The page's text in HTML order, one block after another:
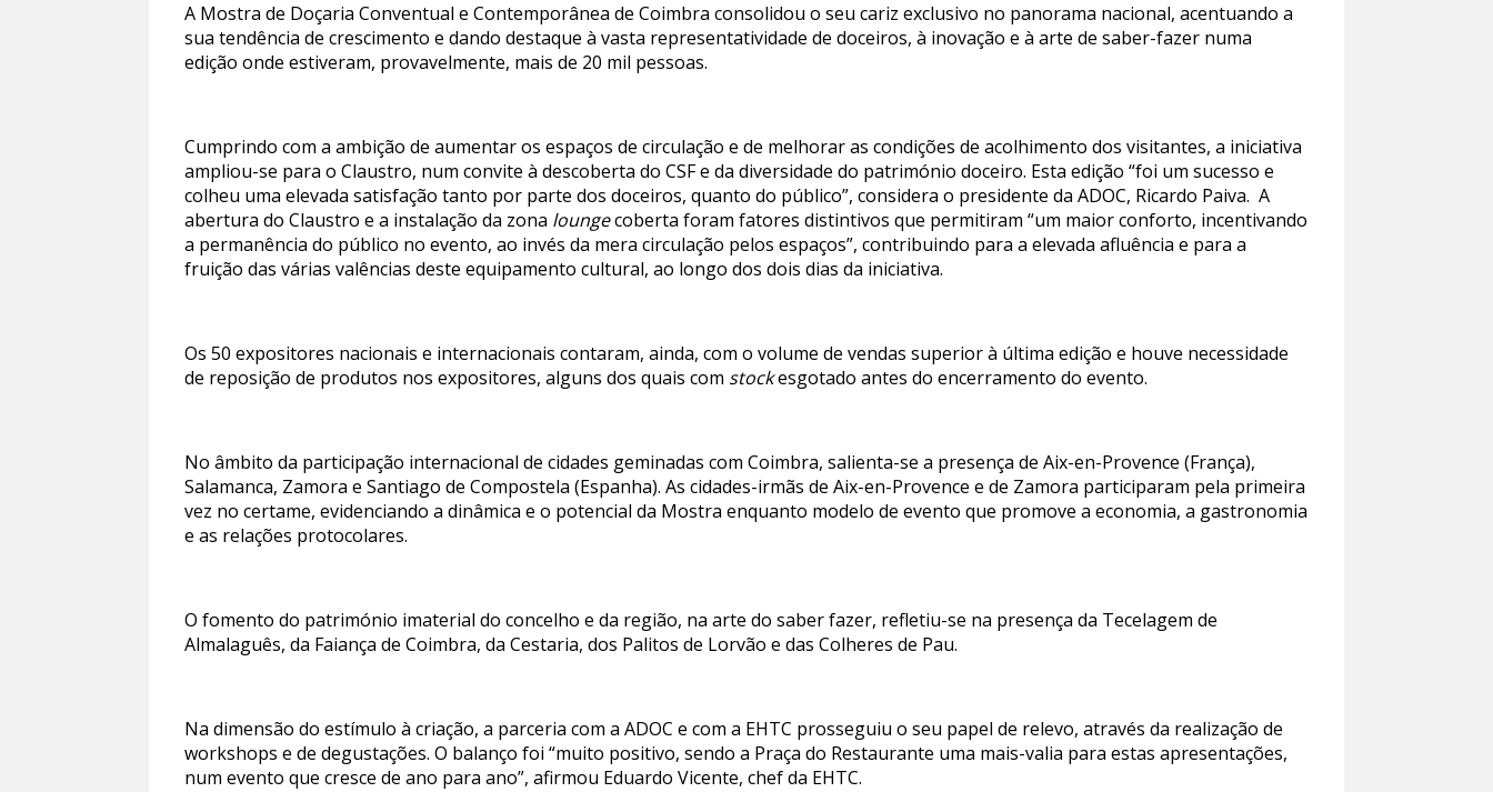
A Mostra de Doçaria Conventual e Contemporânea de Coimbra consolidou o seu cariz exclusivo no panorama nacional, acentuando a
sua tendência de crescimento e dando destaque à vasta representatividade de doceiros, à inovação e à arte de saber-fazer numa
edição onde estiveram, provavelmente, mais de 20 mil pessoas.
Cumprindo com a ambição de aumentar os espaços de circulação e de melhorar as condições de acolhimento dos visitantes, a iniciativa
ampliou-se para o Claustro, num convite à descoberta do CSF e da diversidade do património doceiro. Esta edição “foi um sucesso e
colheu uma elevada satisfação tanto por parte dos doceiros, quanto do público”, considera o presidente da ADOC, Ricardo Paiva. A
abertura do Claustro e a instalação da zona loungecoberta foram fatores distintivos que permitiram “um maior conforto, incentivando
a permanência do público no evento, ao invés da mera circulação pelos espaços”, contribuindo para a elevada afluência e para a
fruição das várias valências deste equipamento cultural, ao longo dos dois dias da iniciativa.
Os 50 expositores nacionais e internacionais contaram, ainda, com o volume de vendas superior à última edição e houve necessidade
de reposição de produtos nos expositores, alguns dos quais com stockesgotado antes do encerramento do evento.
No âmbito da participação internacional de cidades geminadas com Coimbra, salienta-se a presença de Aix-en-Provence (França),
Salamanca, Zamora e Santiago de Compostela (Espanha). As cidades-irmãs de Aix-en-Provence e de Zamora participaram pela primeira
vez no certame, evidenciando a dinâmica e o potencial da Mostra enquanto modelo de evento que promove a economia, a gastronomia
e as relações protocolares.
O fomento do património imaterial do concelho e da região, na arte do saber fazer, refletiu-se na presença da Tecelagem de
Almalaguês, da Faiança de Coimbra, da Cestaria, dos Palitos de Lorvão e das Colheres de Pau.
Na dimensão do estímulo à criação, a parceria com a ADOC e com a EHTC prosseguiu o seu papel de relevo, através da realização de
workshops e de degustações. O balanço foi “muito positivo, sendo a Praça do Restaurante uma mais-valia para estas apresentações,
num evento que cresce de ano para ano”, afirmou Eduardo Vicente, chef da EHTC.